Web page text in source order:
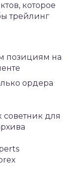
которое
трейлинг
позициям на
ордера
советник для